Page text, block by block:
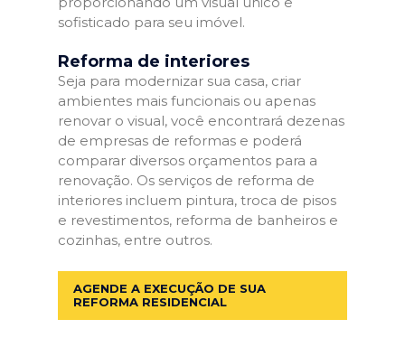
sofisticado para seu imóvel.
Reforma de interiores
Seja para modernizar sua casa, criar
ambientes mais funcionais ou apenas
renovar o visual, você encontrará dezenas
de empresas de reformas e poderá
comparar diversos orçamentos para a
renovação. Os serviços de reforma de
interiores incluem pintura, troca de pisos
e revestimentos, reforma de banheiros e
cozinhas, entre outros.
AGENDE A EXECUÇÃO DE SUA
REFORMA RESIDENCIAL